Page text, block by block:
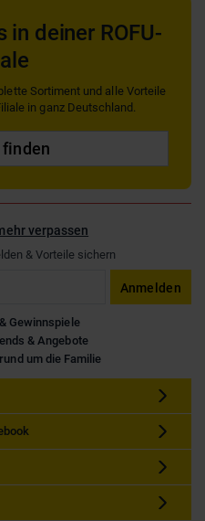
in deiner ROFU-
Sortiment und alle Vorteile
in ganz Deutschland.
verpassen
& Vorteile sichern
Anmelden
Gewinnspiele
& Angebote
um die Familie